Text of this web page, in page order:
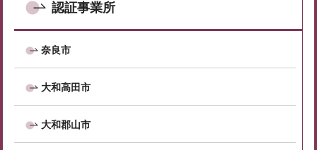
認証事業所
奈良市
大和高田市
大和郡山市